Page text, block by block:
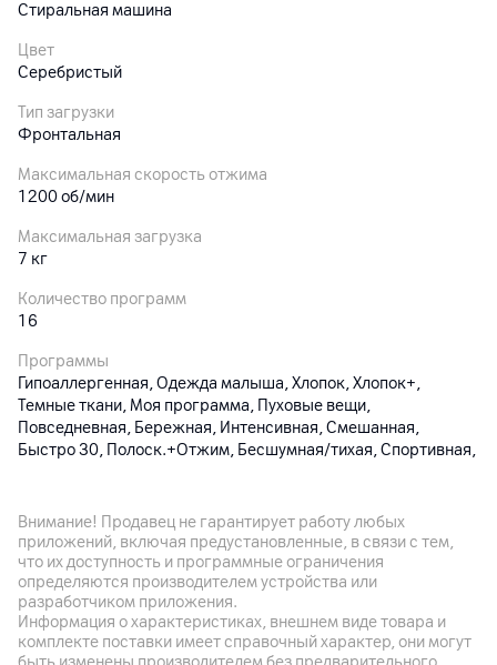
Стиральная машина
Цвет
Серебристый
Тип загрузки
Фронтальная
Максимальная скорость отжима
1200 об/мин
Максимальная загрузка
7 кг
Количество программ
16
Программы
Гипоаллергенная, Одежда малыша, Хлопок, Хлопок+,
Темные ткани, Моя программа, Пуховые вещи,
Повседневная, Бережная, Интенсивная, Смешанная,
Быcтpо 30, Пoлocк.+Отжим, Бecшyмнaя/тихая, Спортивная,
Класс энергопотребления
A
Функции и особенности
Обработка паром, прямой привод, функция "добавить
белье", звуковой сигнал, таймер, регулировка температуры
стирки, регулировка скорости отжима, защита от детей,
Внимание! Продавец не гарантирует работу любых
приложений, включая предустановленные, в связи с тем,
что их доступность и программные ограничения
определяются производителем устройства или
разработчиком приложения.
Информация о характеристиках, внешнем виде товара и
комплекте поставки имеет справочный характер, они могут